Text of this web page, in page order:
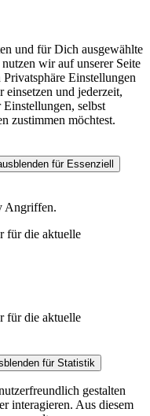
und für Dich ausgewählte
wir auf unserer Seite
Einstellungen
und jederzeit,
selbst
zustimmen möchtest.
für Essenziell
Angriffen.
für die aktuelle
für die aktuelle
für Statistik
gestalten
interagieren. Aus diesem